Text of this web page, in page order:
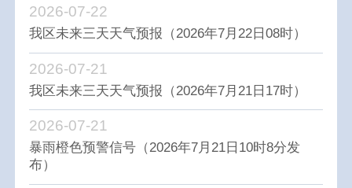
我区未来三天天气预报（2026年7月22日08时）
2026-07-22
我区未来三天天气预报（2026年7月21日17时）
2026-07-21
暴雨橙色预警信号（2026年7月21日10时8分发
布）
2026-07-21